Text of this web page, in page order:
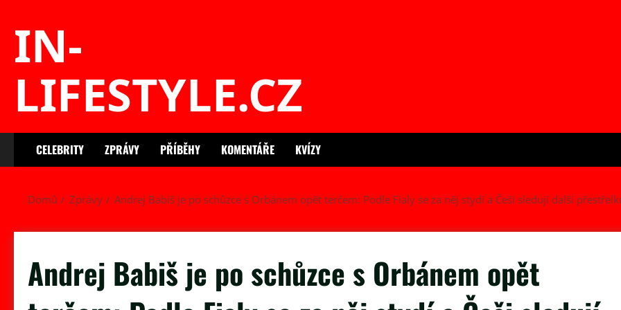
IN-
LIFESTYLE.CZ
CELEBRITY ZPRÁVY PŘÍBĚHY KOMENTÁŘE KVÍZY
Domů Zprávy Andrej Babiš je po schůzce s Orbánem opět terčem: Podle Fialy se za něj stydí a Češi sledují další
Andrej Babiš je po schůzce s Orbánem opět